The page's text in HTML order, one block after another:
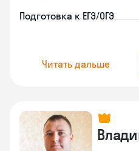
Подготовка к ЕГЭ/ОГЭ
Читать дальше